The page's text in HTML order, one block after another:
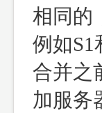
相同的
例如S1
合并之
加服务